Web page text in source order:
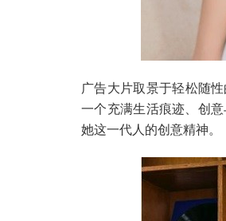
广告大片取景于轻松随
一个充满生活痕迹、创
她这一代人的创意精神。